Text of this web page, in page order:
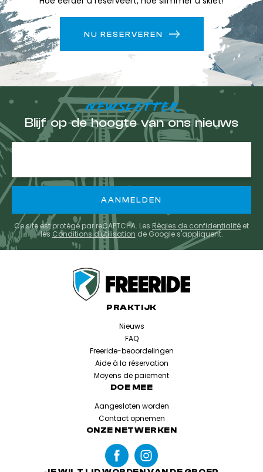
NU RESERVEREN
NEWSLETTER
Blijf op de hoogte van ons nieuws
Ce site est protégé par reCAPTCHA. Les Règles de confidentialité et
les Conditions d'utilisation de Google s'appliquent.
PRAKTIJK
Nieuws
FAQ
Freeride-beoordelingen
Aide à la réservation
Moyens de paiement
DOE MEE
Aangesloten worden
Contact opnemen
ONZE NETWERKEN